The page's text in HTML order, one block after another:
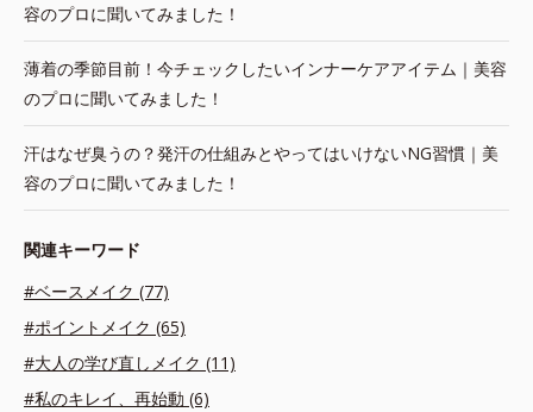
容のプロに聞いてみました！
薄着の季節目前！今チェックしたいインナーケアアイテム｜美容
のプロに聞いてみました！
汗はなぜ臭うの？発汗の仕組みとやってはいけないNG習慣｜美
容のプロに聞いてみました！
関連キーワード
#ベースメイク (77)
#ポイントメイク (65)
#大人の学び直しメイク (11)
#私のキレイ、再始動 (6)